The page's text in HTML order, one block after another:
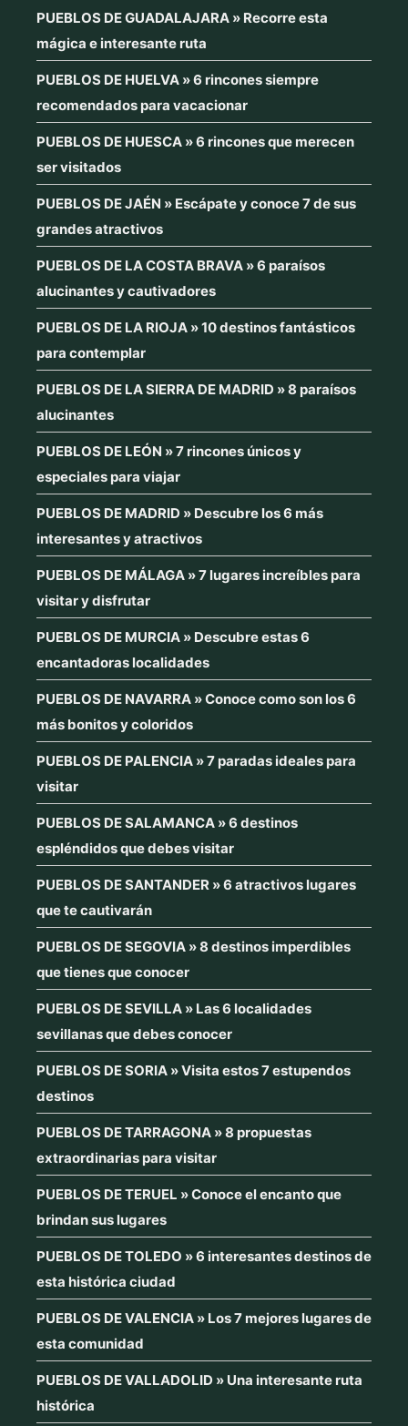
PUEBLOS DE GUADALAJARA » Recorre esta
mágica e interesante ruta
PUEBLOS DE HUELVA » 6 rincones siempre
recomendados para vacacionar
PUEBLOS DE HUESCA » 6 rincones que merecen
ser visitados
PUEBLOS DE JAÉN » Escápate y conoce 7 de sus
grandes atractivos
PUEBLOS DE LA COSTA BRAVA » 6 paraísos
alucinantes y cautivadores
PUEBLOS DE LA RIOJA » 10 destinos fantásticos
para contemplar
PUEBLOS DE LA SIERRA DE MADRID » 8 paraísos
alucinantes
PUEBLOS DE LEÓN » 7 rincones únicos y
especiales para viajar
PUEBLOS DE MADRID » Descubre los 6 más
interesantes y atractivos
PUEBLOS DE MÁLAGA » 7 lugares increíbles para
visitar y disfrutar
PUEBLOS DE MURCIA » Descubre estas 6
encantadoras localidades
PUEBLOS DE NAVARRA » Conoce como son los 6
más bonitos y coloridos
PUEBLOS DE PALENCIA » 7 paradas ideales para
visitar
PUEBLOS DE SALAMANCA » 6 destinos
espléndidos que debes visitar
PUEBLOS DE SANTANDER » 6 atractivos lugares
que te cautivarán
PUEBLOS DE SEGOVIA » 8 destinos imperdibles
que tienes que conocer
PUEBLOS DE SEVILLA » Las 6 localidades
sevillanas que debes conocer
PUEBLOS DE SORIA » Visita estos 7 estupendos
destinos
PUEBLOS DE TARRAGONA » 8 propuestas
extraordinarias para visitar
PUEBLOS DE TERUEL » Conoce el encanto que
brindan sus lugares
PUEBLOS DE TOLEDO » 6 interesantes destinos de
esta histórica ciudad
PUEBLOS DE VALENCIA » Los 7 mejores lugares de
esta comunidad
PUEBLOS DE VALLADOLID » Una interesante ruta
histórica